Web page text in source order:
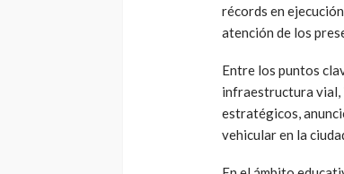
récords en
atención de los
Entre los puntos
infraestructura vial,
estratégicos,
vehicular en la